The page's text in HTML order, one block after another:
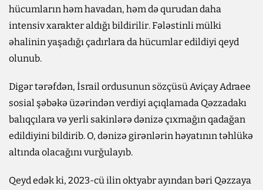
hücumların həm havadan, həm də qurudan daha
intensiv xarakter aldığı bildirilir. Fələstinli mülki
əhalinin yaşadığı çadırlara da hücumlar edildiyi qeyd
olunub.
Digər tərəfdən, İsrail ordusunun sözçüsü Aviçay Adraee
sosial şəbəkə üzərindən verdiyi açıqlamada Qəzzadakı
balıqçılara və yerli sakinlərə dənizə çıxmağın qadağan
edildiyini bildirib. O, dənizə girənlərin həyatının təhlükə
altında olacağını vurğulayıb.
Qeyd edək ki, 2023-cü ilin oktyabr ayından bəri Qəzzaya